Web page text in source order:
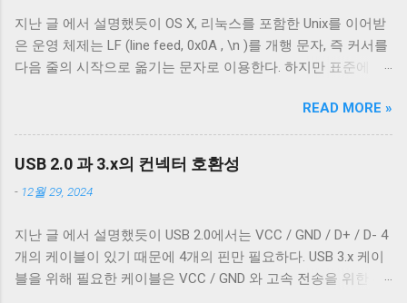
벗겨낸 것이다. 절연체 아래로 금속 선이 있는 것을 알 수 있다.
이 선들은 금속 선이지만 전선은 아니다. 이 선은 전자기 차폐를
목적으로 들어간 금속 선이다. 실제 전선은 이 금속 선을 벗겨야
나는 얇은 금속 호일이고, 다른 하나는 얇은 도체의 가닥으로 이
루어져 있다. 전자는 보통 호일 차폐(Foil Shielding)라고 부르고
후자는 편조 차폐(Braided Shielding)라고 부른다. 이 둘은 다 외
는 것에 효과적이고, 호일 차폐가 고주파수 전자기파를 차단하
는 데 효과적이다. USB 3.0의 고속 전송 케이블은 이 두 차폐를
사용하는 것이 필수적이고, 그 외의 경우에는 필수는 아니고 권
지난 글 에서 설명했듯이 OS X, 리눅스를 포함한 Unix를 이어받
은 운영 체제는 LF (line feed, 0x0A , \n )를 개행 문자, 즉 커서를
다음 줄의 시작으로 옮기는 문자로 이용한다. 하지만 표준에 정
의 처음으로 이동하지 않는다. 파일을 항상 운영 체제에 종속적
인 애플리케이션을 통해서만 접근한다면 표준과 다른 동작은
문제되지 않는다. 하지만 파일과 입출력의 구분이 없는 유닉스
계열에서 파일과 프로세스의 입출력이 상호작용할 때 이 차이
는 문제될 수 있다. 이 차이를 다루기 위해서 터미널은 출력에
POSIX.1 표준이 정의 하는 termios 구조체의 c_oflag 다.
c_oflag 는 터미널이 받은 문자를 출력하기 전에 어떤 후처리를
할지에 대한 플래그다. c_oflag에서 가장 중요한 플래그는
READ MORE »
USB 2.0 과 3.x의 컨넥터 호환성
- 12월 29, 2024
지난 글 에서 설명했듯이 USB 2.0에서는 VCC / GND / D+ / D- 4
개의 케이블이 있기 때문에 4개의 핀만 필요하다. USB 3.x 케이
블을 위해 필요한 케이블은 VCC / GND 와 고속 전송을 위한 두